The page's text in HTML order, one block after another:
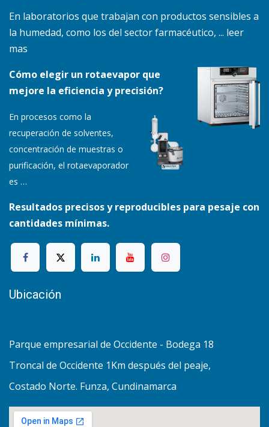
En laboratorios que trabajan con productos sensibles a
la humedad, como los del sector farmacéutico, ... leer
mas
Cómo elegir un rotaevapor que
mejore la eficiencia y precisión?
En procesos como la
recuperación de solventes,
concentración de muestras o
purificación, el rotaevaporador
es …
Resultados precisos y reproducibles para pesaje con
cantidades mínimas.
Ubicación
Parque empresarial de Occidente - Bodega 18
Troncal de Occidente 1Km después del peaje,
Costado Norte. Funza, Cundinamarca